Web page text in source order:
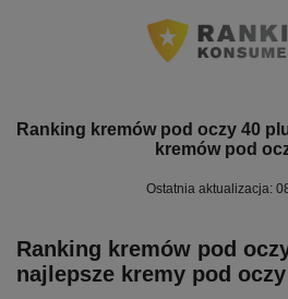
Ranking kremów pod oczy 40
kremów pod
Ostatnia aktualizacja:
Ranking kremów pod
najlepsze kremy pod